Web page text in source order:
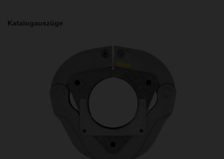
Katalogauszüge